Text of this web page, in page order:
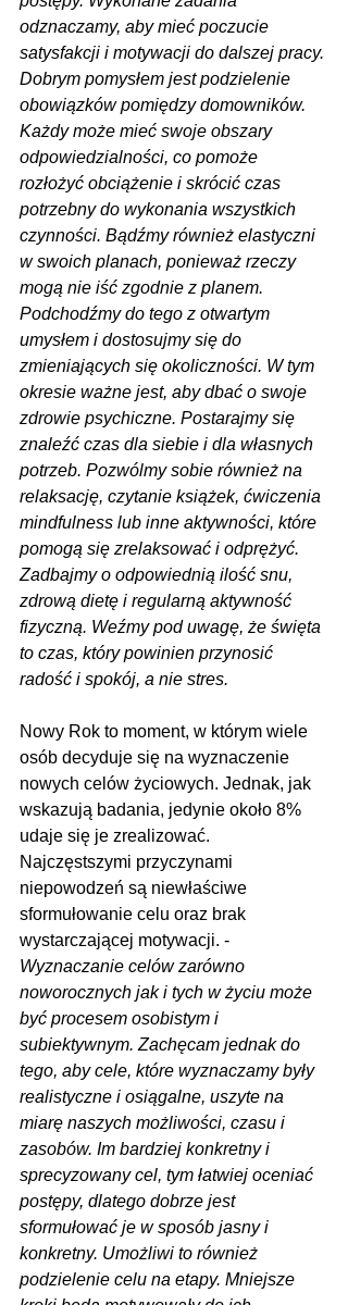
odznaczamy, aby mieć poczucie
satysfakcji i motywacji do dalszej pracy.
Dobrym pomysłem jest podzielenie
obowiązków pomiędzy domowników.
Każdy może mieć swoje obszary
odpowiedzialności, co pomoże
rozłożyć obciążenie i skrócić czas
potrzebny do wykonania wszystkich
czynności. Bądźmy również elastyczni
w swoich planach, ponieważ rzeczy
mogą nie iść zgodnie z planem.
Podchodźmy do tego z otwartym
umysłem i dostosujmy się do
zmieniających się okoliczności. W tym
okresie ważne jest, aby dbać o swoje
zdrowie psychiczne. Postarajmy się
znaleźć czas dla siebie i dla własnych
potrzeb. Pozwólmy sobie również na
relaksację, czytanie książek, ćwiczenia
mindfulness lub inne aktywności, które
pomogą się zrelaksować i odprężyć.
Zadbajmy o odpowiednią ilość snu,
zdrową dietę i regularną aktywność
fizyczną. Weźmy pod uwagę, że święta
to czas, który powinien przynosić
radość i spokój, a nie stres.
Nowy Rok to moment, w którym wiele
osób decyduje się na wyznaczenie
nowych celów życiowych. Jednak, jak
wskazują badania, jedynie około 8%
udaje się je zrealizować.
Najczęstszymi przyczynami
niepowodzeń są niewłaściwe
sformułowanie celu oraz brak
wystarczającej motywacji. -
Wyznaczanie celów zarówno
noworocznych jak i tych w życiu może
być procesem osobistym i
subiektywnym. Zachęcam jednak do
tego, aby cele, które wyznaczamy były
realistyczne i osiągalne, uszyte na
miarę naszych możliwości, czasu i
zasobów. Im bardziej konkretny i
sprecyzowany cel, tym łatwiej oceniać
postępy, dlatego dobrze jest
sformułować je w sposób jasny i
konkretny. Umożliwi to również
podzielenie celu na etapy. Mniejsze